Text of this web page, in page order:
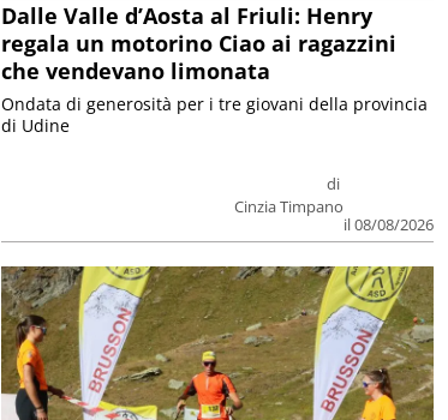
Dalle Valle d’Aosta al Friuli: Henry
regala un motorino Ciao ai ragazzini
che vendevano limonata
di
Cinzia Timpano
il 08/08/2026
Ondata di generosità per i tre giovani della provincia
di Udine